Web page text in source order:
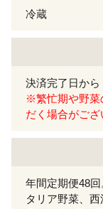
冷蔵
決済完了日か
※繁忙期や野菜
だく場合がござ
年間定期便48
タリア野菜、